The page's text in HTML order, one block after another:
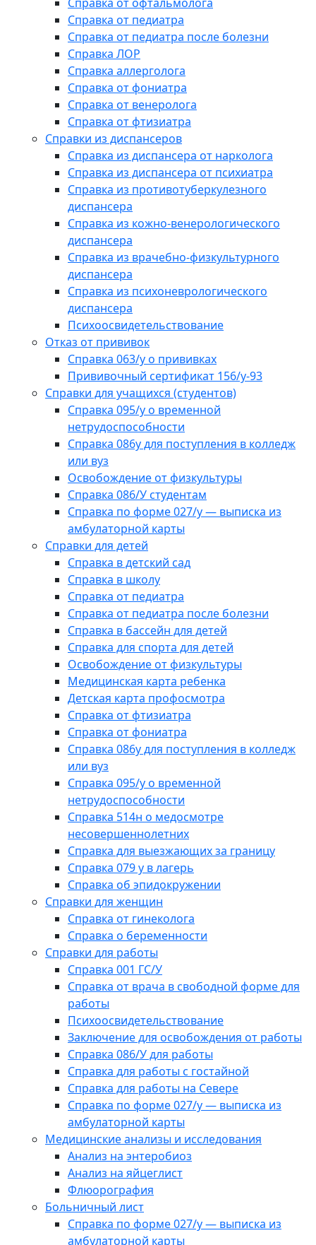
Справка от педиатра
Справка от педиатра после болезни
Справка ЛОР
Справка аллерголога
Справка от фониатра
Справка от венеролога
Справка от фтизиатра
Справки из диспансеров
Справка из диспансера от нарколога
Справка из диспансера от психиатра
Справка из противотуберкулезного
диспансера
Справка из кожно-венерологического
диспансера
Справка из врачебно-физкультурного
диспансера
Справка из психоневрологического
диспансера
Психоосвидетельствование
Отказ от прививок
Справка 063/у о прививках
Прививочный сертификат 156/у-93
Справки для учащихся (студентов)
Справка 095/у о временной
нетрудоспособности
Справка 086у для поступления в колледж
или вуз
Освобождение от физкультуры
Справка 086/У студентам
Справка по форме 027/у — выписка из
амбулаторной карты
Справки для детей
Справка в детский сад
Справка в школу
Справка от педиатра
Справка от педиатра после болезни
Справка в бассейн для детей
Справка для спорта для детей
Освобождение от физкультуры
Медицинская карта ребенка
Детская карта профосмотра
Справка от фтизиатра
Справка от фониатра
Справка 086у для поступления в колледж
или вуз
Справка 095/у о временной
нетрудоспособности
Справка 514н о медосмотре
несовершеннолетних
Справка для выезжающих за границу
Справка 079 у в лагерь
Справка об эпидокружении
Справки для женщин
Справка от гинеколога
Справка о беременности
Справки для работы
Справка 001 ГС/У
Справка от врача в свободной форме для
работы
Психоосвидетельствование
Заключение для освобождения от работы
Справка 086/У для работы
Справка для работы с гостайной
Справка для работы на Севере
Справка по форме 027/у — выписка из
амбулаторной карты
Медицинские анализы и исследования
Анализ на энтеробиоз
Анализ на яйцеглист
Флюорография
Больничный лист
Справка по форме 027/у — выписка из
амбулаторной карты